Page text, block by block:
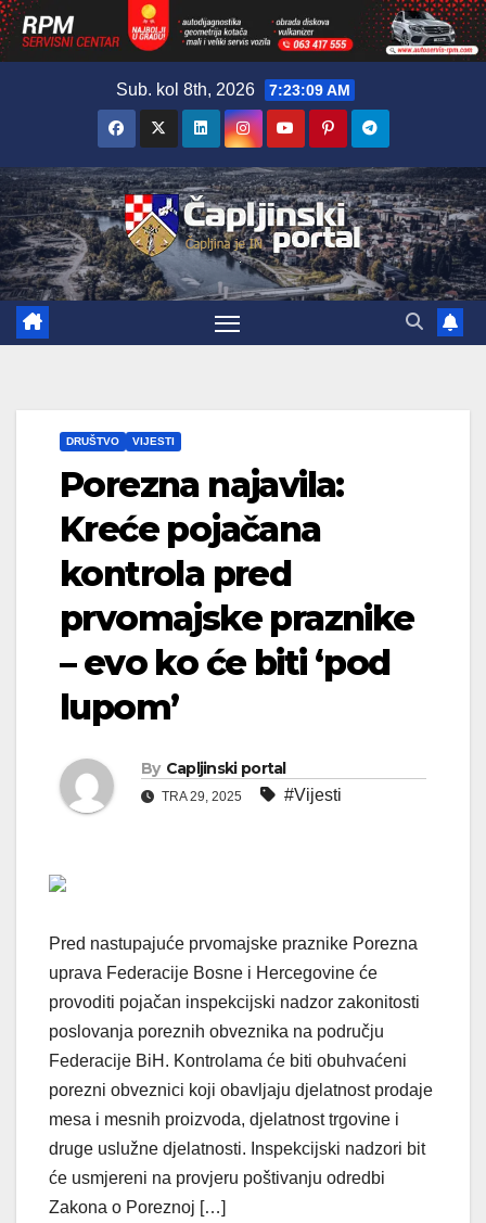
Sub. kol 8th, 2026 7:23:11 AM
DRUŠTVO VIJESTI
Porezna najavila:
Kreće pojačana
kontrola pred
prvomajske praznike
– evo ko će biti ‘pod
lupom’
By Capljinski portal
TRA 29, 2025 #Vijesti
Pred nastupajuće prvomajske praznike Porezna
uprava Federacije Bosne i Hercegovine će
provoditi pojačan inspekcijski nadzor zakonitosti
poslovanja poreznih obveznika na području
Federacije BiH. Kontrolama će biti obuhvaćeni
porezni obveznici koji obavljaju djelatnost prodaje
mesa i mesnih proizvoda, djelatnost trgovine i
druge uslužne djelatnosti. Inspekcijski nadzori bit
će usmjereni na provjeru poštivanju odredbi
Zakona o Poreznoj […]